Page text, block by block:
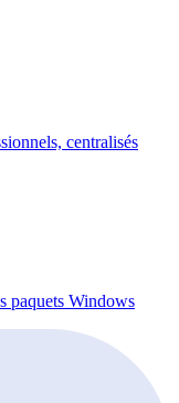
centralisés
paquets Windows